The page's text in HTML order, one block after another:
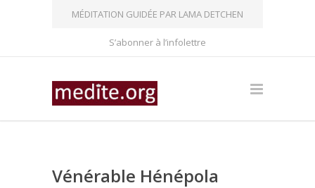
MÉDITATION GUIDÉE PAR LAMA DETCHEN
S’abonner à l’infolettre
Vénérable Hénépola